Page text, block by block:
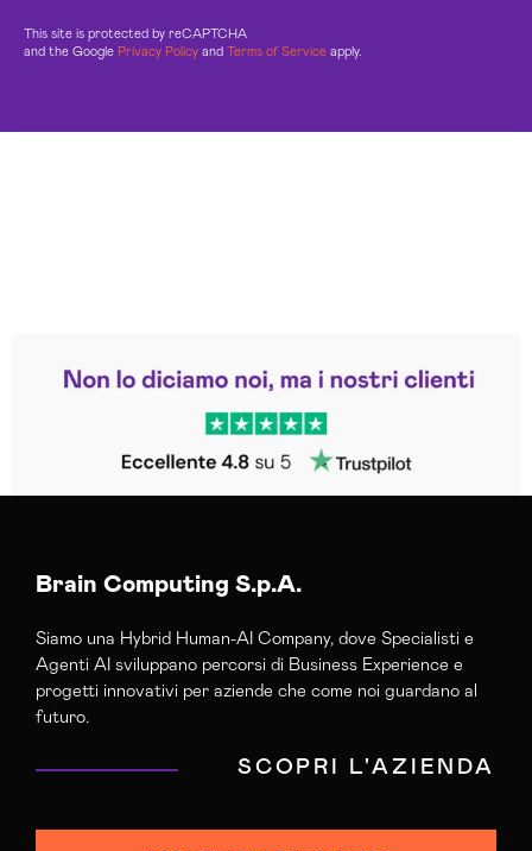
This site is protected by reCAPTCHA
and the Google Privacy Policy and Terms of Service apply.
Trustpilot
Brain Computing S.p.A.
Siamo una Hybrid Human-AI Company, dove Specialisti e
Agenti AI sviluppano percorsi di Business Experience e
progetti innovativi per aziende che come noi guardano al
futuro.
SCOPRI L'AZIENDA